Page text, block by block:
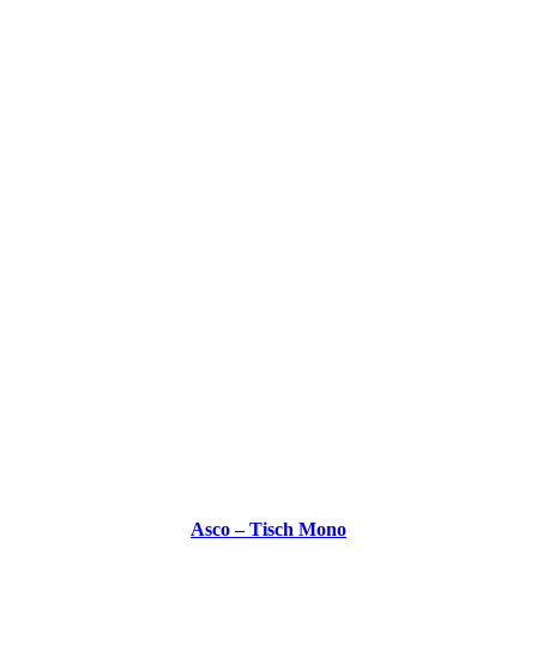
Asco – Tisch Mono